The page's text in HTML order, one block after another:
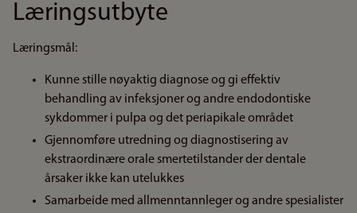
Læringsutbyte
Læringsmål:
Kunne stille nøyaktig diagnose og gi effektiv
behandling av infeksjoner og andre endodontiske
sykdommer i pulpa og det periapikale området
Gjennomføre utredning og diagnostisering av
ekstraordinære orale smertetilstander der dentale
årsaker ikke kan utelukkes
Samarbeide med allmenntannleger og andre spesialister